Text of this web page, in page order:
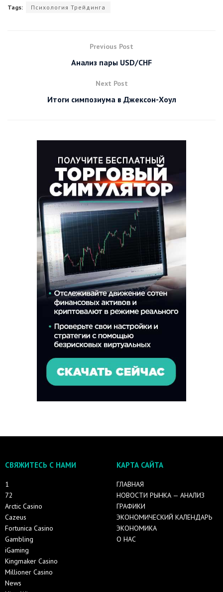
Tags: Психология Трейдинга
Previous Post
Анализ пары USD/CHF
Next Post
Итоги симпозиума в Джексон-Хоул
СВЯЖИТЕСЬ С НАМИ
1
72
Arctic Casino
Cazeus
Fortunica Casino
Gambling
iGaming
Kingmaker Casino
Millioner Casino
News
КАРТА САЙТА
ГЛАВНАЯ
НОВОСТИ РЫНКА — АНАЛИЗ
ГРАФИКИ
ЭКОНОМИЧЕСКИЙ КАЛЕНДАРЬ
ЭКОНОМИКА
О НАС